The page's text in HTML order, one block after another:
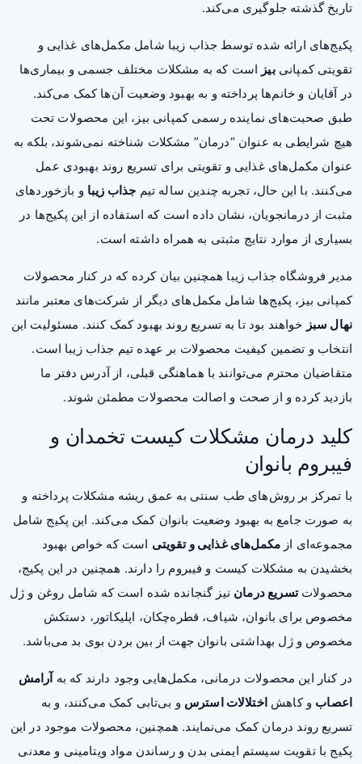
تاریخ گذشته جلوگیری می‌کند.
پکیج‌های ارائه شده توسط جذاب زیبا شامل مکمل‌های غذایی و
تقویتی کمپانیبیز است که به مشکلات مختلف جسمی و بیماری‌ها
در آقایان و خانم‌ها پرداخته و به بهبود وضعیت آن‌ها کمک می‌کند.
طبق صحبت‌های نماینده رسمی کمپانی بیز، این محصولات تحت
هیچ شرایطی به عنوان “درمان” مشکلات شناخته نمی‌شوند، بلکه به
عنوان مکمل‌های غذایی و تقویتی برای تسریع روند بهبودی عمل
می‌کنند. با این حال، تجربه چندین ساله تیم جذاب زیبا و بازخوردهای
مثبت از درمانجویان، نشان داده است که استفاده از این پکیج‌ها در
بسیاری از موارد نتایج مثبتی به همراه داشته است.
مدیر فروشگاه جذاب زیبا همچنین بیان کرده که در کنار محصولات
کمپانی بیز، پکیج‌ها شامل مکمل‌های دیگر از شرکت‌های معتبر مانند
نهال سبز خواهند بود تا به تسریع روند بهبود کمک کنند. مسئولیت این
انتخاب و تضمین کیفیت محصولات بر عهده تیم جذاب زیبا است.
متقاضیان محترم می‌توانند با هماهنگی قبلی، از آدرس دفتر ما
بازدید کرده و از صحت و اصالت محصولات مطمئن شوند.
کلید درمان مشکلات کیست تخمدان و
فیبروم بانوان
با تمرکز بر روش‌های طب سنتی به عمق ریشه مشکلات پرداخته و
به صورت جامع به بهبود وضعیت بانوان کمک می‌کند. این پکیج شامل
مجموعه‌ای از مکمل‌های غذایی و تقویتی است که خواص بهبود
بخشیدن به مشکلات کیست و فیبروم را دارند. همچنین در این پکیج،
محصولاتتسریع درمان نیز گنجانده شده است که شامل روغن و ژل
مخصوص برای بانوان، شیاف، قطره‌چکان، اپلیکاتور، دستکش
مخصوص و ژل بهداشتی بانوان جهت از بین بردن بوی بد می‌باشد.
در کنار این محصولات درمانی، مکمل‌هایی وجود دارند که به آرامش
اعصاب و کاهش اختلالات استرس و بی‌تابی کمک می‌کنند، و به
تسریع روند درمان کمک می‌نمایند. همچنین، محصولات موجود در این
پکیج با تقویت سیستم ایمنی بدن و رساندن مواد ویتامینی و معدنی